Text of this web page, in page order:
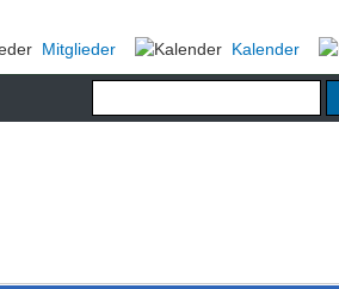
Mitglieder Kalender